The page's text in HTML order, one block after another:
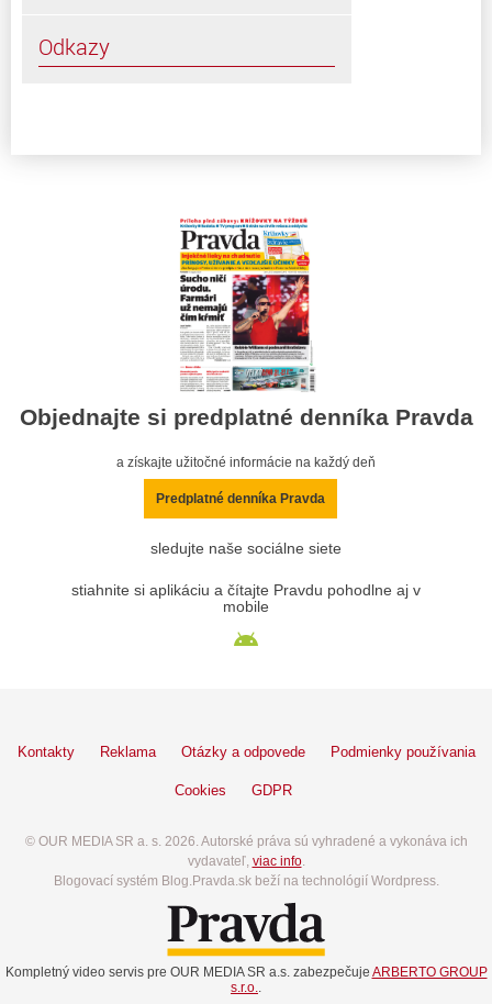
Odkazy
Objednajte si predplatné denníka Pravda
a získajte užitočné informácie na každý deň
Predplatné denníka Pravda
sledujte naše sociálne siete
stiahnite si aplikáciu a čítajte Pravdu pohodlne aj v
mobile
Kontakty Reklama Otázky a odpovede Podmienky používania
Cookies GDPR
© OUR MEDIA SR a. s. 2026. Autorské práva sú vyhradené a vykonáva ich
vydavateľ, viac info.
Blogovací systém Blog.Pravda.sk beží na technológií Wordpress.
Kompletný video servis pre OUR MEDIA SR a.s. zabezpečuje ARBERTO GROUP
s.r.o..